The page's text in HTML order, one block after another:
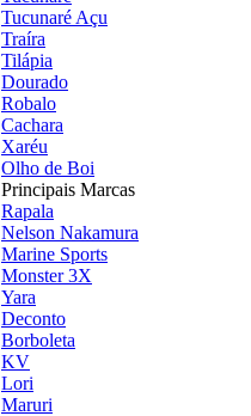
Tucunaré Açu
Traíra
Tilápia
Dourado
Robalo
Cachara
Xaréu
Olho de Boi
Principais Marcas
Rapala
Nelson Nakamura
Marine Sports
Monster 3X
Yara
Deconto
Borboleta
KV
Lori
Maruri